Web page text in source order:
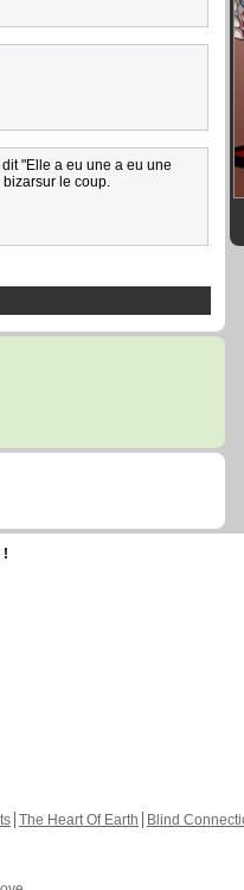
"Elle a eu une a eu une
le coup.
!
The Heart Of Earth Blind